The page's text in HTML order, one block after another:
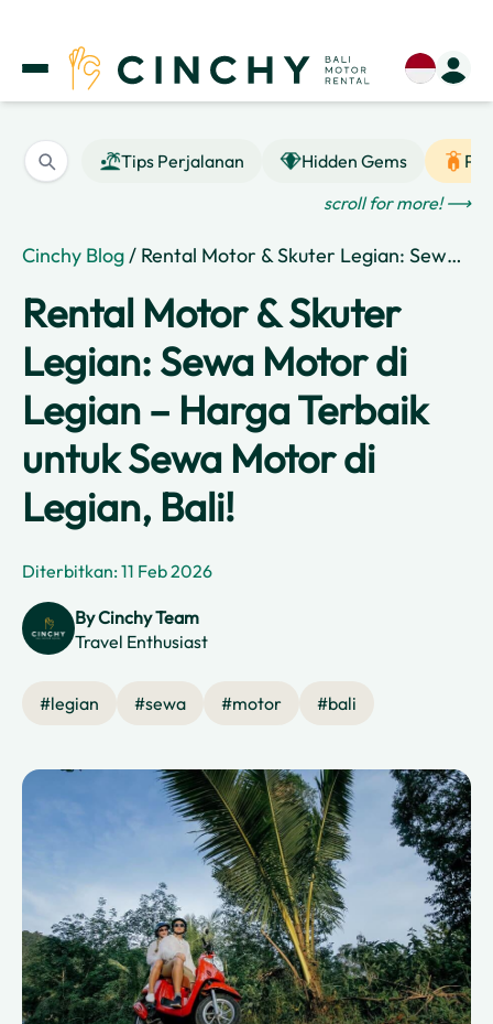
Tips Perjalanan Hidden Gems
scroll for more! ⟶
Cinchy Blog/ Rental Motor & Skuter Legian: Sewa Motor di Legian – Harga Terbaik untuk Sewa Motor di Legian, Bali!
Rental Motor & Skuter
Legian: Sewa Motor di
Legian – Harga Terbaik
untuk Sewa Motor di
Legian, Bali!
Diterbitkan: 11 Feb 2026
ByCinchy Team
Travel Enthusiast
#legian #sewa #motor #bali